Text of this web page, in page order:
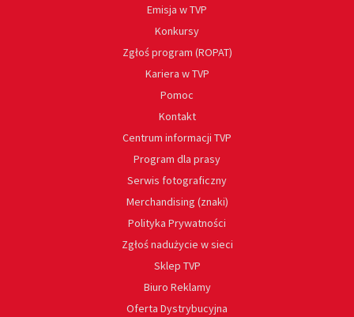
Emisja w TVP
Konkursy
Zgłoś program (ROPAT)
Kariera w TVP
Pomoc
Kontakt
Centrum informacji TVP
Program dla prasy
Serwis fotograficzny
Merchandising (znaki)
Polityka Prywatności
Zgłoś nadużycie w sieci
Sklep TVP
Biuro Reklamy
Oferta Dystrybucyjna